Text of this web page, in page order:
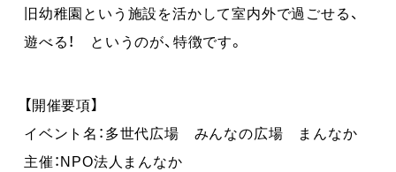
旧幼稚園という施設を活かして室内外で過ごせる、
遊べる！ というのが、特徴です。
【開催要項】
イベント名：多世代広場 みんなの広場 まんなか
主催：NPO法人まんなか